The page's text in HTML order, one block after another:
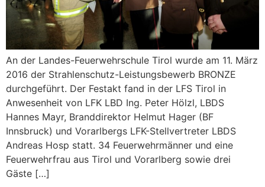
An der Landes-Feuerwehrschule Tirol wurde am 11. März
2016 der Strahlenschutz-Leistungsbewerb BRONZE
durchgeführt. Der Festakt fand in der LFS Tirol in
Anwesenheit von LFK LBD Ing. Peter Hölzl, LBDS
Hannes Mayr, Branddirektor Helmut Hager (BF
Innsbruck) und Vorarlbergs LFK-Stellvertreter LBDS
Andreas Hosp statt. 34 Feuerwehrmänner und eine
Feuerwehrfrau aus Tirol und Vorarlberg sowie drei
Gäste […]